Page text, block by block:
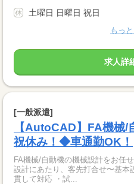
土曜日 日曜日 祝日
もっ
求人詳
[一般派遣]
【AutoCAD】FA機械
祝休み！◆車通勤OK！
FA機械/自動機の機械設計をお任せします。 【詳細】
設計にあたり、客先打合せ〜基本
貫して対応 ・試...